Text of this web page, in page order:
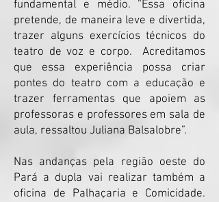
fundamental e médio. “Essa oficina
pretende, de maneira leve e divertida,
trazer alguns exercícios técnicos do
teatro de voz e corpo. Acreditamos
que essa experiência possa criar
pontes do teatro com a educação e
trazer ferramentas que apoiem as
professoras e professores em sala de
aula, ressaltou Juliana Balsalobre”.
Nas andanças pela região oeste do
Pará a dupla vai realizar também a
oficina de Palhaçaria e Comicidade.